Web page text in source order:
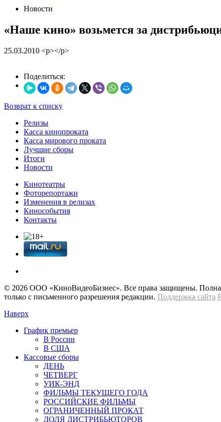
Новости
«Наше кино» возьмется за
25.03.2010 <p></p>
Поделиться:
Возврат к списку
Релизы
Касса кинопроката
Касса мирового проката
Лучшие сборы
Итоги
Новости
Кинотеатры
Фоторепортажи
Изменения в релизах
Кинособытия
Контакты
© 2026 OOО «КиноВидеоБизнес». Все права защищены.
только с письменного разрешения редакции. Поддержка сайта
Наверх
График премьер
В России
В США
Кассовые сборы
ДЕНЬ
ЧЕТВЕРГ
УИК-ЭНД
ФИЛЬМЫ ТЕКУЩЕГО ГОДА
РОССИЙСКИЕ ФИЛЬМЫ
ОГРАНИЧЕННЫЙ ПРОКАТ
ДОЛЯ ДИСТРИБЬЮТОРОВ